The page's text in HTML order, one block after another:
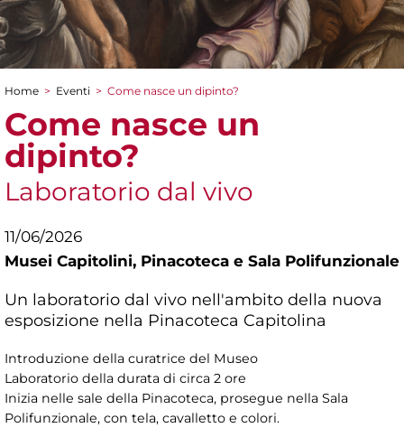
Tu sei qui
Home > Eventi > Come nasce un dipinto?
Come nasce un
dipinto?
Laboratorio dal vivo
11/06/2026
Musei Capitolini, Pinacoteca e Sala Polifunzionale
Un laboratorio dal vivo nell'ambito della nuova
esposizione nella Pinacoteca Capitolina
Introduzione della curatrice del Museo
Laboratorio della durata di circa 2 ore
Inizia nelle sale della Pinacoteca, prosegue nella Sala
Polifunzionale, con tela, cavalletto e colori.